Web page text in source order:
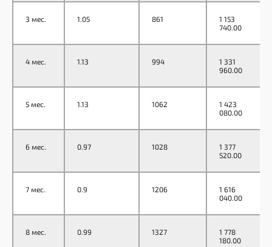
3 мес. 1.05 861
1 153
740.00
4 мес. 1.13 994
1 331
960.00
5 мес. 1.13 1062
1 423
080.00
6 мес. 0.97 1028
1 377
520.00
7 мес. 0.9 1206
1 616
040.00
8 мес. 0.99 1327
1 778
180.00